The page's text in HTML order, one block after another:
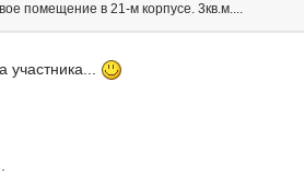
помещение в 21-м корпусе. 3кв.м....